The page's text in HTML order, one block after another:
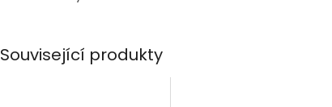
Související produkty